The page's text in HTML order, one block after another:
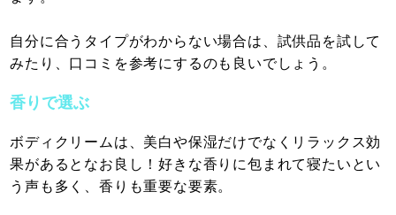
自分に合うタイプがわからない場合は、試供品を試して
みたり、口コミを参考にするのも良いでしょう。
香りで選ぶ
ボディクリームは、美白や保湿だけでなくリラックス効
果があるとなお良し！好きな香りに包まれて寝たいとい
う声も多く、香りも重要な要素。